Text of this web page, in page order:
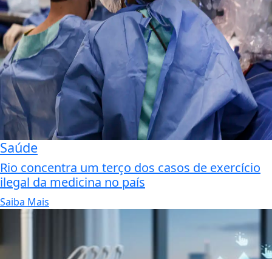
Saúde
Rio concentra um terço dos casos de exercício
ilegal da medicina no país
Saiba Mais